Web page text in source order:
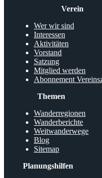
Verein
Wer wir sind
Interessen
Aktivitäten
Vorstand
Satzung
Mitglied werden
Abonnement
Themen
Wanderregionen
Wanderberichte
Weitwanderwege
Blog
Sitemap
Planungshilfen